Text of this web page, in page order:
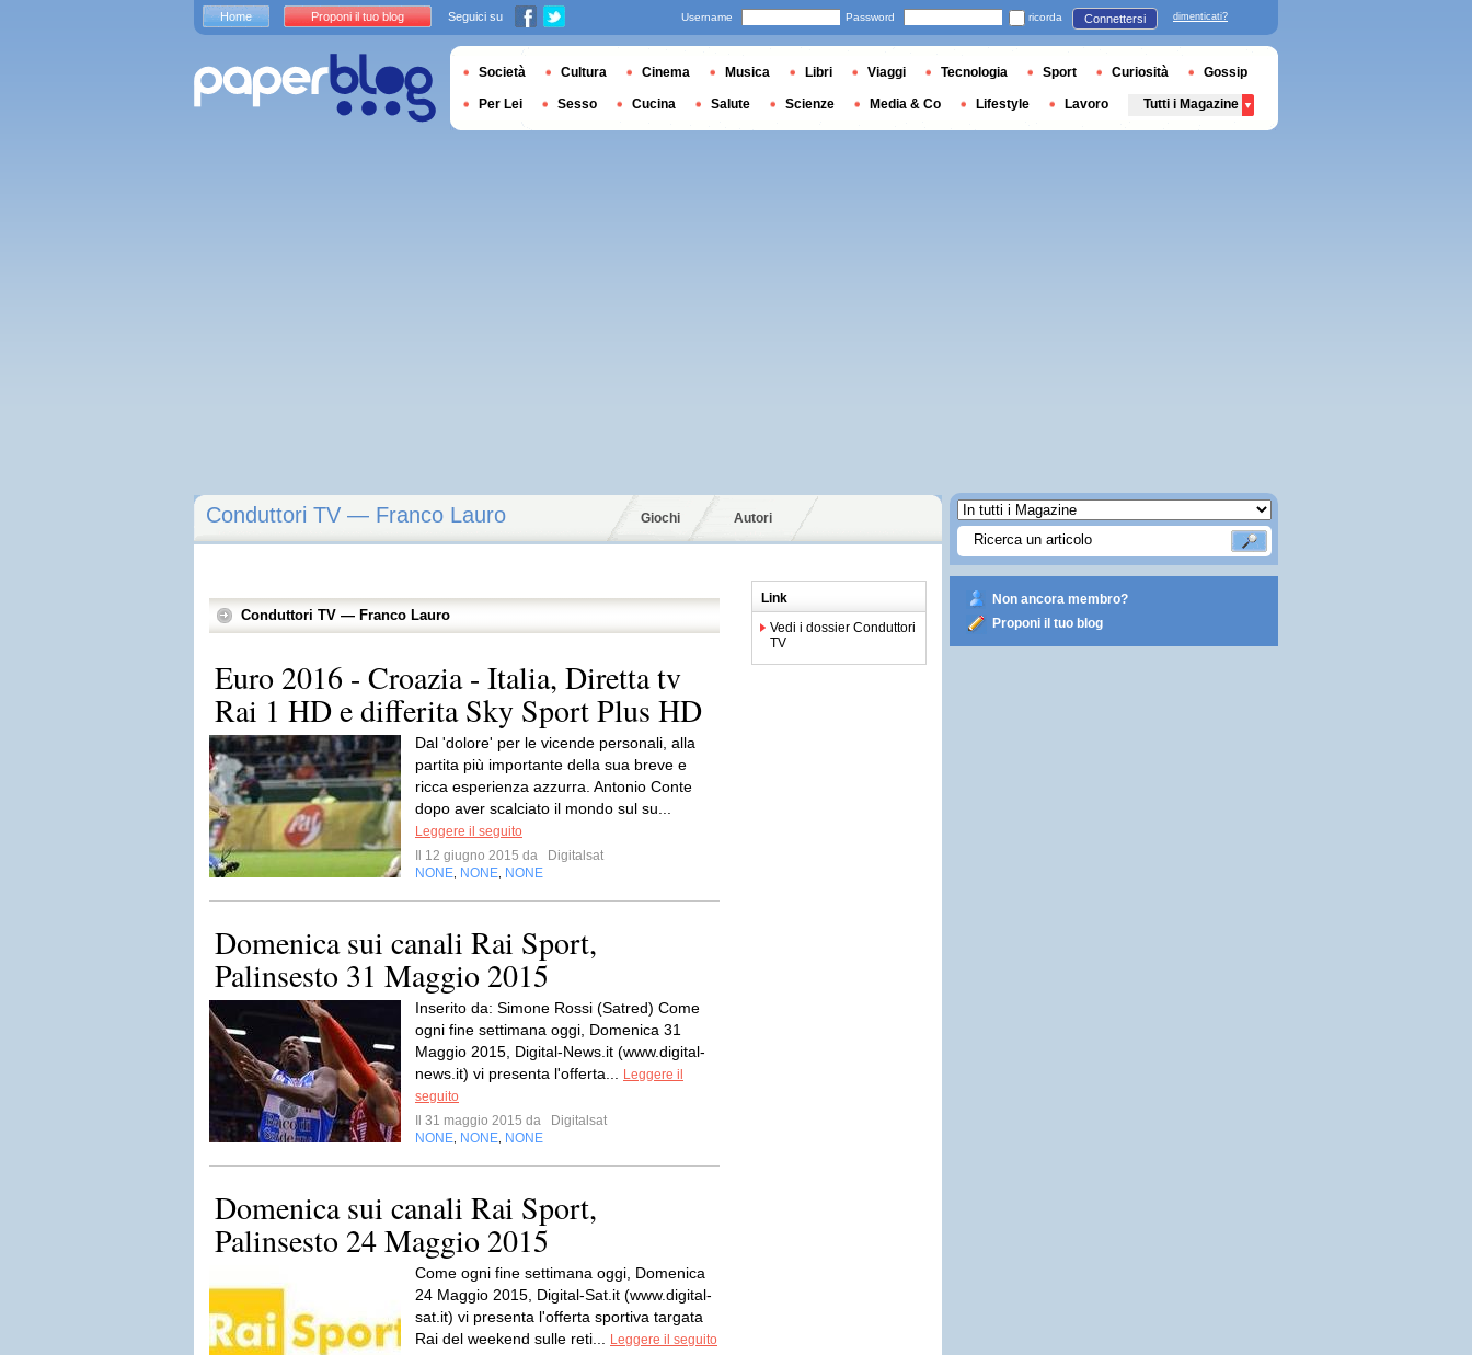
Conduttori TV — Franco Lauro Giochi Autori
Conduttori TV — Franco Lauro
Euro 2016 - Croazia - Italia, Diretta tv
Rai 1 HD e differita Sky Sport Plus HD
Dal 'dolore' per le vicende personali, alla
partita più importante della sua breve e
ricca esperienza azzurra. Antonio Conte
dopo aver scalciato il mondo sul su...
Leggere il seguito
Il 12 giugno 2015 da
Digitalsat
NONE NONE NONE
Domenica sui canali Rai Sport,
Palinsesto 31 Maggio 2015
Inserito da: Simone Rossi (Satred) Come
ogni fine settimana oggi, Domenica 31
Maggio 2015, Digital-News.it (www.digital-
news.it) vi presenta l'offerta...
Leggere il
seguito
Il 31 maggio 2015 da
Digitalsat
NONE NONE NONE
Domenica sui canali Rai Sport,
Palinsesto 24 Maggio 2015
Come ogni fine settimana oggi, Domenica
24 Maggio 2015, Digital-Sat.it (www.digital-
sat.it) vi presenta l'offerta sportiva targata
Rai del weekend sulle reti...
Leggere il seguito
Link
Vedi i dossier Conduttori
TV
Non ancora membro?
Proponi il tuo blog
Home Proponi il tuo blog Seguici su Username Password ricorda Connettersi dimenticati?
Società Cultura Cinema Musica Libri Viaggi Tecnologia Sport Curiosità Gossip
Per Lei Sesso Cucina Salute Scienze Media & Co Lifestyle Lavoro Tutti i Magazine